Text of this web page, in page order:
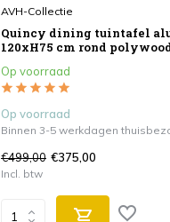
AVH-Collectie
Quincy dining tuintafel
120xH75 cm rond
Op voorraad
Op voorraad
Binnen 3-5 werkdagen
€499,00 €375,00
Incl. btw